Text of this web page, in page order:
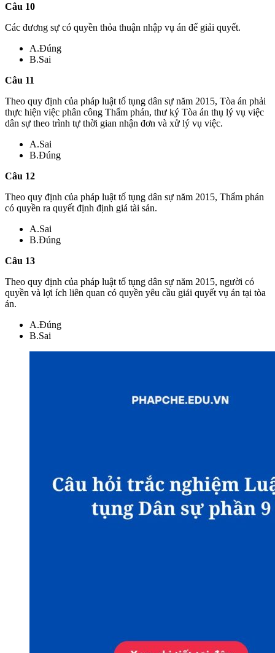
Câu 10
Các đương sự có quyền thỏa thuận nhập vụ án để giải quyết.
A.Đúng
B.Sai
Câu 11
Theo quy định của pháp luật tố tụng dân sự năm 2015, Tòa án phải
thực hiện việc phân công Thẩm phán, thư ký Tòa án thụ lý vụ việc
dân sự theo trình tự thời gian nhận đơn và xử lý vụ việc.
A.Sai
B.Đúng
Câu 12
Theo quy định của pháp luật tố tụng dân sự năm 2015, Thẩm phán
có quyền ra quyết định định giá tài sản.
A.Sai
B.Đúng
Câu 13
Theo quy định của pháp luật tố tụng dân sự năm 2015, người có
quyền và lợi ích liên quan có quyền yêu cầu giải quyết vụ án tại tòa
án.
A.Đúng
B.Sai